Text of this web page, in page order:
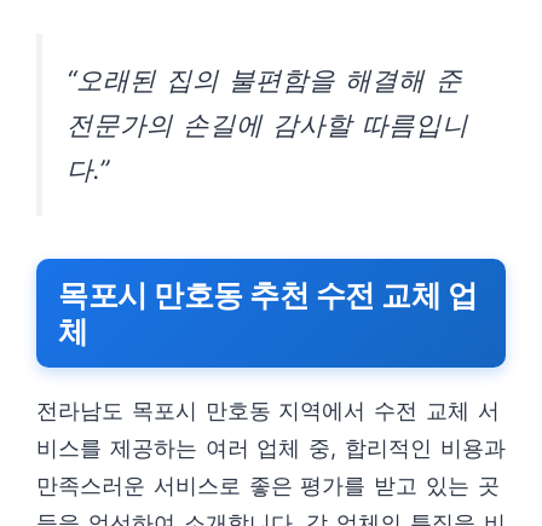
“오래된 집의 불편함을 해결해 준
전문가의 손길에 감사할 따름입니
다.”
목포시 만호동 추천 수전 교체 업
체
전라남도 목포시 만호동 지역에서 수전 교체 서
비스를 제공하는 여러 업체 중, 합리적인 비용과
만족스러운 서비스로 좋은 평가를 받고 있는 곳